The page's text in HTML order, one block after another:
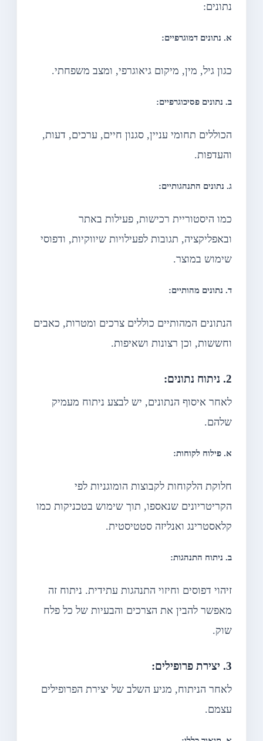
נתונים:
א. נתונים דמוגרפיים:
כגון גיל, מין, מיקום גיאוגרפי, ומצב משפחתי.
ב. נתונים פסיכוגרפיים:
הכוללים תחומי עניין, סגנון חיים, ערכים, דעות,
והעדפות.
ג. נתונים התנהגותיים:
כמו היסטוריית רכישות, פעילות באתר
ובאפליקציה, תגובות לפעילויות שיווקיות, ודפוסי
שימוש במוצר.
ד. נתונים מהותיים:
הנתונים המהותיים כוללים צרכים ומטרות, כאבים
וחששות, וכן רצונות ושאיפות.
2. ניתוח נתונים:
לאחר איסוף הנתונים, יש לבצע ניתוח מעמיק
שלהם.
א. פילוח לקוחות:
חלוקת הלקוחות לקבוצות הומוגניות לפי
הקריטריונים שנאספו, תוך שימוש בטכניקות כמו
קלאסטרינג ואנליזה סטטיסטית.
ב. ניתוח התנהגות:
זיהוי דפוסים וחיזוי התנהגות עתידית. ניתוח זה
מאפשר להבין את הצרכים והבעיות של כל פלח
שוק.
3. יצירת פרופילים:
לאחר הניתוח, מגיע השלב של יצירת הפרופילים
עצמם.